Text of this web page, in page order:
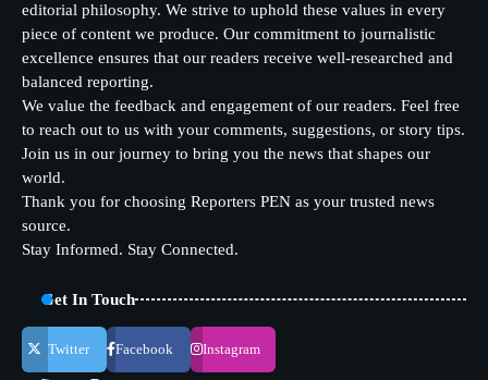
editorial philosophy. We strive to uphold these values in every
piece of content we produce. Our commitment to journalistic
excellence ensures that our readers receive well-researched and
balanced reporting.
We value the feedback and engagement of our readers. Feel free
to reach out to us with your comments, suggestions, or story tips.
Join us in our journey to bring you the news that shapes our
world.
Thank you for choosing Reporters PEN as your trusted news
source.
Stay Informed. Stay Connected.
Get In Touch
Twitter Facebook Instagram